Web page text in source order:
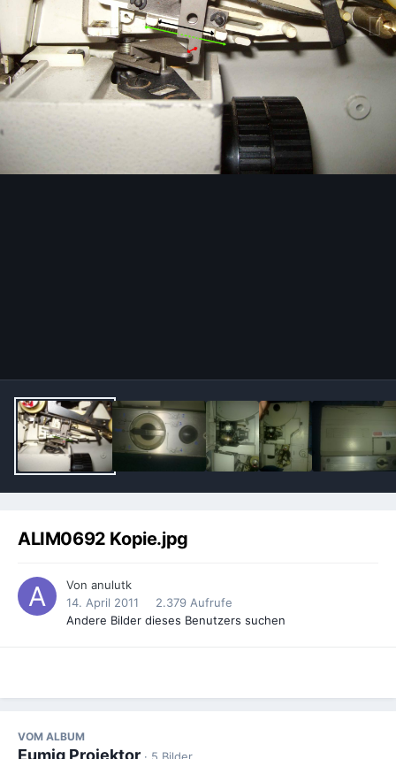
ALIM0692 Kopie.jpg
Von anulutk
14. April 2011
2.379 Aufrufe
Andere Bilder dieses Benutzers suchen
VOM ALBUM
Eumig Projektor